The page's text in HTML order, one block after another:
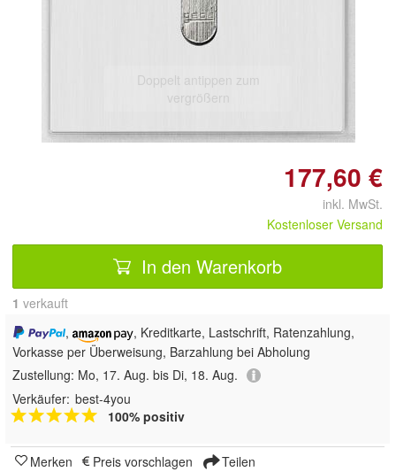
Doppelt antippen zum
vergrößern
177,60 €
inkl. MwSt.
Kostenloser Versand
In den Warenkorb
1 verkauft
,
, Kreditkarte, Lastschrift, Ratenzahlung,
Vorkasse per Überweisung, Barzahlung bei Abholung
Zustellung: Mo, 17. Aug. bis Di, 18. Aug.
Verkäufer: best-4you
100% positiv
Merken Preis vorschlagen Teilen